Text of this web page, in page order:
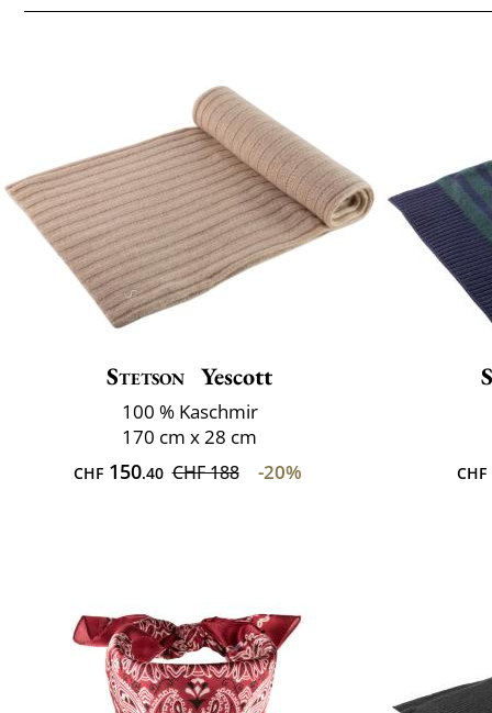
Stetson Yescott
100 % Kaschmir
170 cm x 28 cm
CHF150.40 CHF 188 -20% CHF